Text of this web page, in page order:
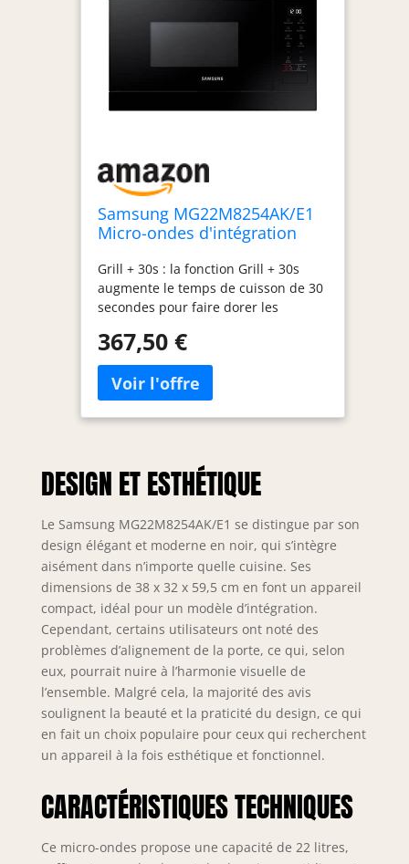
Samsung MG22M8254AK/E1
Micro-ondes d'intégration
Grill + 30s : la fonction Grill + 30s
augmente le temps de cuisson de 30
secondes pour faire dorer les
touche croustillante avec la texture
idéale. Eco Model: économisez de
l'argent avec le mode Eco, réduisant
considérablement la consommation
d'énergie en mode Satandby.
maintenir les fonctions essentielles
est minime. Désodorisation: expulse
l'air de la cavité intérieure pour que
les odeurs persistantes se dissipent
rapidement. En éliminant les
mauvaises odeurs, la nourriture aura
toujours un goût frais et délicieux
comme il se doit. Keep Warm : la
fonction Keep Warm garde les plats
au chaud à la bonne température
sans surchauffer. Quick Defrost :
décongeler les aliments de manière
rapide et uniforme assurant leur
fraîcheur et leur texture d'origine.
Revêtement en émail Céramique
Enamel: l'intérieur du micro-ondes
est recouvert d'un matériau
céramique de haute durabilité, facile
à nettoyer, résistant à la rouille et
aux rayures.
367,50 €
DESIGN ET ESTHÉTIQUE
Le Samsung MG22M8254AK/E1 se distingue par son
design élégant et moderne en noir, qui s’intègre
aisément dans n’importe quelle cuisine. Ses
dimensions de 38 x 32 x 59,5 cm en font un appareil
compact, idéal pour un modèle d’intégration.
Cependant, certains utilisateurs ont noté des
problèmes d’alignement de la porte, ce qui, selon
eux, pourrait nuire à l’harmonie visuelle de
l’ensemble. Malgré cela, la majorité des avis
soulignent la beauté et la praticité du design, ce qui
en fait un choix populaire pour ceux qui recherchent
un appareil à la fois esthétique et fonctionnel.
CARACTÉRISTIQUES TECHNIQUES
Ce micro-ondes propose une capacité de 22 litres,